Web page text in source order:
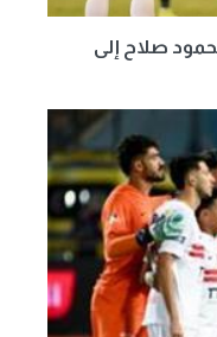
لبيع محمود صلاح إلى